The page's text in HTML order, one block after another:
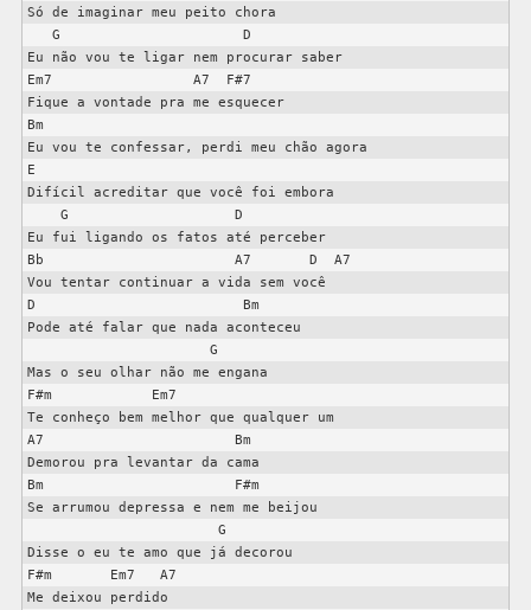
Só de imaginar meu peito chora
Eu não vou te ligar nem procurar saber
Em7                 A7  F#7
Fique a vontade pra me esquecer
Bm
Eu vou te confessar, perdi meu chão agora
E
Difícil acreditar que você foi embora
Eu fui ligando os fatos até perceber
Bb                       A7       D  A7
Vou tentar continuar a vida sem você
D                         Bm
Pode até falar que nada aconteceu
Mas o seu olhar não me engana
F#m            Em7
Te conheço bem melhor que qualquer um
A7                       Bm
Demorou pra levantar da cama
Bm                       F#m
Se arrumou depressa e nem me beijou
Disse o eu te amo que já decorou
F#m       Em7   A7
Me deixou perdido